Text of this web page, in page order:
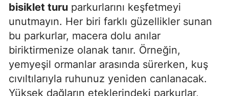
Batman
Şırnak
Bartın
Ardahan
bisiklet turu parkurlarını keşfetmeyi
unutmayın. Her biri farklı güzellikler sunan
bu parkurlar, macera dolu anılar
biriktirmenize olanak tanır. Örneğin,
yemyeşil ormanlar arasında sürerken, kuş
cıvıltılarıyla ruhunuz yeniden canlanacak.
Yüksek dağların eteklerindeki parkurlar,